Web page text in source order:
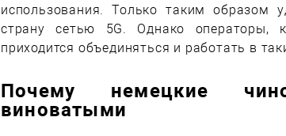
использования. Только таким образом
страну сетью 5G. Однако
приходится объединяться и работать в
Почему немецкие
виноватыми